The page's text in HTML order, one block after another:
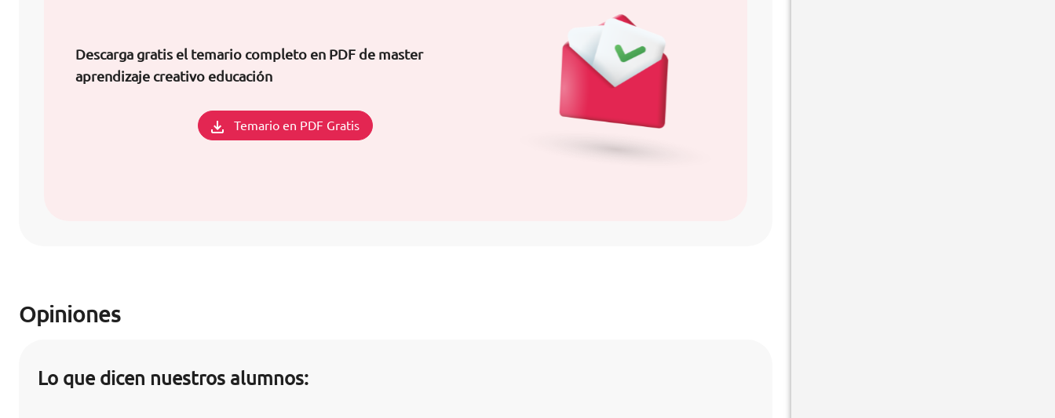
Descarga gratis el temario completo en PDF de master
aprendizaje creativo educación
Temario en PDF Gratis
Opiniones
Lo que dicen nuestros alumnos: